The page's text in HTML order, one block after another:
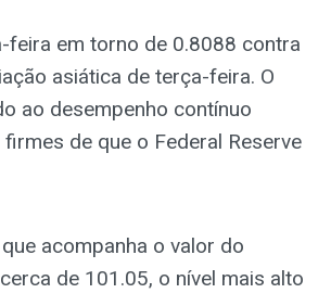
feira em torno de 0.8088 contra
asiática de terça-feira. O
ao desempenho contínuo
de que o Federal Reserve
acompanha o valor do
de 101.05, o nível mais alto